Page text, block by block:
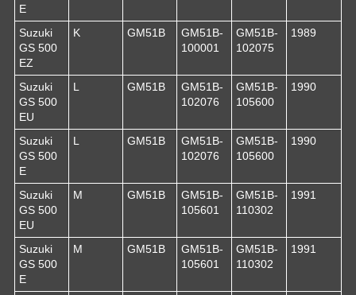
E
Suzuki
GS 500
EZ
K GM51B
GM51B-
100001
GM51B-
102075
1989
Suzuki
GS 500
EU
L GM51B
GM51B-
102076
GM51B-
105600
1990
Suzuki
GS 500
E
L GM51B
GM51B-
102076
GM51B-
105600
1990
Suzuki
GS 500
EU
M GM51B
GM51B-
105601
GM51B-
110302
1991
Suzuki
GS 500
E
M GM51B
GM51B-
105601
GM51B-
110302
1991